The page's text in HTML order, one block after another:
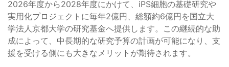
2026年度から2028年度にかけて、iPS細胞の基礎研究や
実用化プロジェクトに毎年2億円、総額約6億円を国立大
学法人京都大学の研究基金へ提供します。この継続的な助
成によって、中長期的な研究予算の計画が可能になり、支
援を受ける側にも大きなメリットが期待されます。